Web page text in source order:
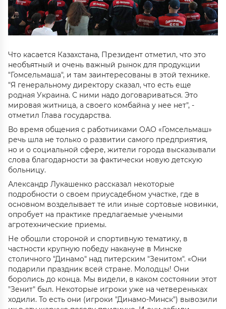
Что касается Казахстана, Президент отметил, что это
необъятный и очень важный рынок для продукции
"Гомсельмаша", и там заинтересованы в этой технике.
"Я генеральному директору сказал, что есть еще
родная Украина. С ними надо договариваться. Это
мировая житница, а своего комбайна у нее нет", -
отметил Глава государства.
Во время общения с работниками ОАО «Гомсельмаш»
речь шла не только о развитии самого предприятия,
но и о социальной сфере, жители города высказывали
слова благодарности за фактически новую детскую
больницу.
Александр Лукашенко рассказал некоторые
подробности о своем приусадебном участке, где в
основном возделывает те или иные сортовые новинки,
опробует на практике предлагаемые учеными
агротехнические приемы.
Не обошли стороной и спортивную тематику, в
частности крупную победу накануне в Минске
столичного "Динамо" над питерским "Зенитом". «Они
подарили праздник всей стране. Молодцы! Они
боролись до конца. Мы видели, в каком состоянии этот
"Зенит" был. Некоторые игроки уже на четвереньках
ходили. То есть они (игроки "Динамо-Минск") вывозили